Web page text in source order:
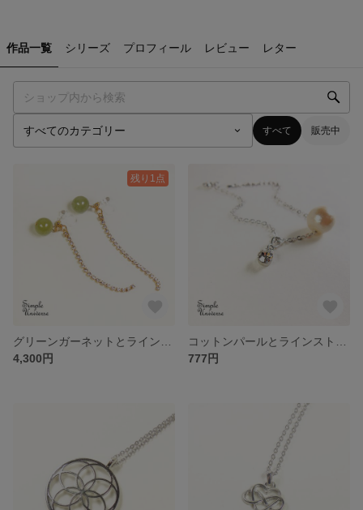
作品一覧 シリーズ プロフィール レビュー レター
すべて 販売中
残り1点
4,300円
777円